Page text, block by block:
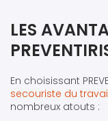
LES
En choisissant
secouriste du
nombreux atouts :